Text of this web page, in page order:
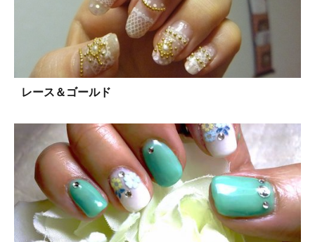
レース＆ゴールド